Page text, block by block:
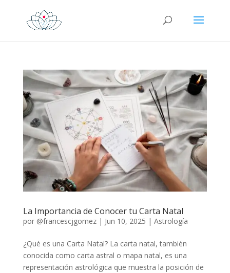
La Importancia de Conocer tu Carta Natal
por @francescjgomez| Jun 10, 2025 | Astrología
¿Qué es una Carta Natal? La carta natal, también
conocida como carta astral o mapa natal, es una
representación astrológica que muestra la posición de